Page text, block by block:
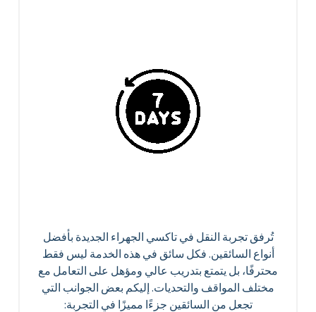
تُرفق تجربة النقل في تاكسي الجهراء الجديدة بأفضل
أنواع السائقين. فكل سائق في هذه الخدمة ليس فقط
محترفًا، بل يتمتع بتدريب عالي ومؤهل على التعامل مع
مختلف المواقف والتحديات. إليكم بعض الجوانب التي
تجعل من السائقين جزءًا مميزًا في التجربة: